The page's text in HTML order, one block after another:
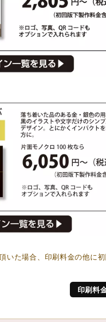
た場合、印刷料金の他に初
印刷料